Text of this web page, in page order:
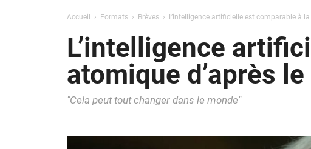
Accueil Formats Brèves L’intelligence artificielle est comparable à
L’intelligence
atomique d’après
"Cela peut tout changer dans le monde"